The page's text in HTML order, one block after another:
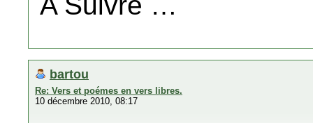
bartou
Re: Vers et poémes en vers libres.
10 décembre 2010, 08:17